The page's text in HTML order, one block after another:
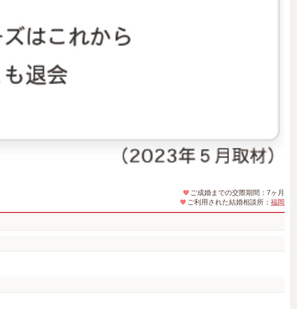
ご成婚までの交際期間：7ヶ月
ご利用された結婚相談所： 福岡